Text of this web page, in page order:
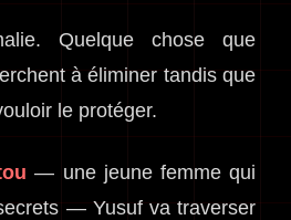
Quelque chose que
à éliminer tandis que
le protéger.
— une jeune femme qui
— Yusuf va traverser